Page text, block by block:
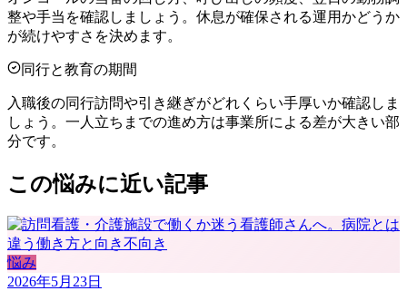
整や手当を確認しましょう。休息が確保される運用かどうか
が続けやすさを決めます。
同行と教育の期間
入職後の同行訪問や引き継ぎがどれくらい手厚いか確認しま
しょう。一人立ちまでの進め方は事業所による差が大きい部
分です。
この悩みに近い記事
悩み
2026年5月23日